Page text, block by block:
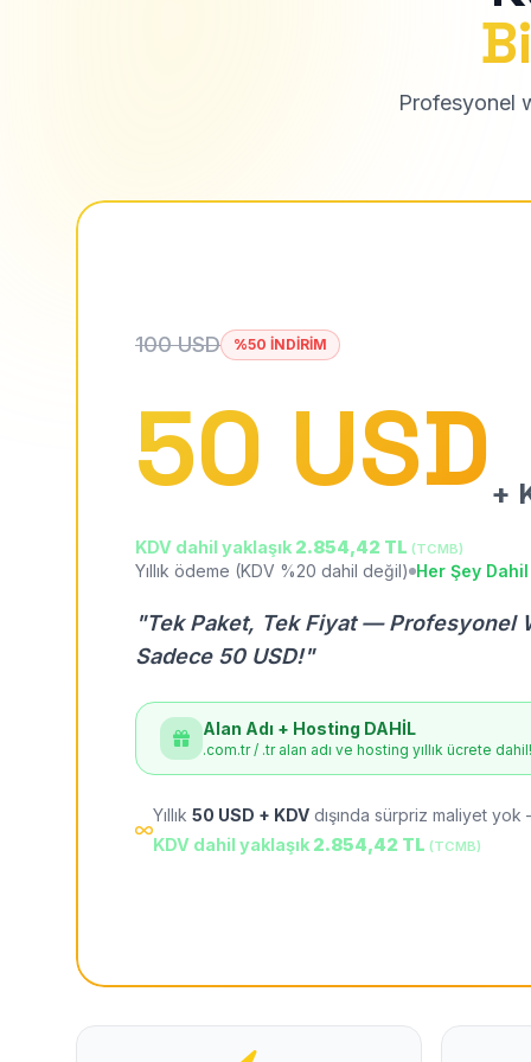
Profesyonel
100 USD %50 İNDİRİM
50 USD +
KDV dahil yaklaşık 2.854,42 TL (TCMB)
Yıllık ödeme (KDV %20 dahil değil) Her Şey Dahil
"Tek Paket, Tek Fiyat — Profesyonel
Sadece 50 USD!"
Alan Adı + Hosting DAHİL
.com.tr / .tr alan adı ve hosting yıllık ücrete dahil!
Yıllık 50 USD + KDV dışında sürpriz maliyet
KDV dahil yaklaşık 2.854,42 TL (TCMB)